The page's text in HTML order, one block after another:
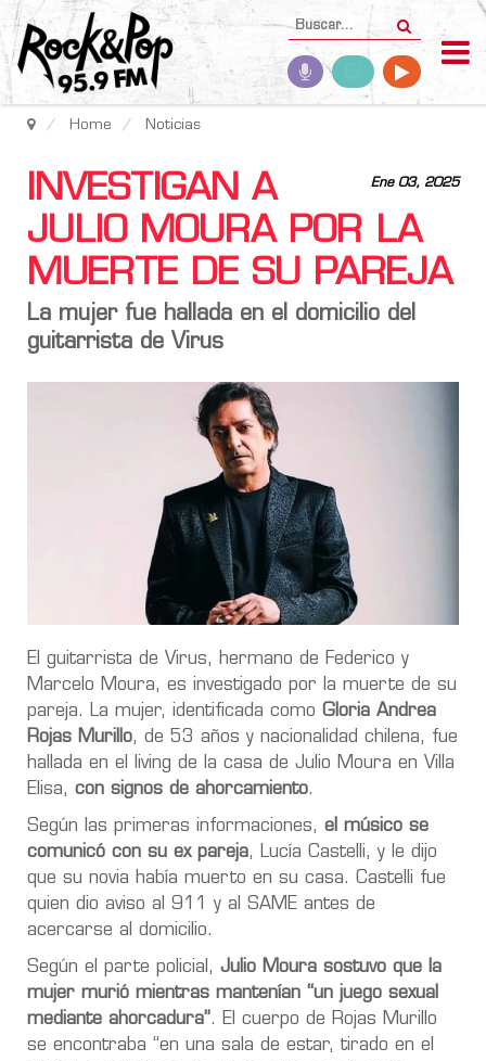
Home Noticias
Ene 03, 2025
INVESTIGAN A
JULIO MOURA POR LA
MUERTE DE SU PAREJA
La mujer fue hallada en el domicilio del
guitarrista de Virus
El guitarrista de Virus, hermano de Federico y
Marcelo Moura, es investigado por la muerte de su
pareja. La mujer, identificada como Gloria Andrea
Rojas Murillo, de 53 años y nacionalidad chilena, fue
hallada en el living de la casa de Julio Moura en Villa
Elisa, con signos de ahorcamiento.
Según las primeras informaciones, el músico se
comunicó con su ex pareja, Lucía Castelli, y le dijo
que su novia había muerto en su casa. Castelli fue
quien dio aviso al 911 y al SAME antes de
acercarse al domicilio.
Según el parte policial, Julio Moura sostuvo que la
mujer murió mientras mantenían “un juego sexual
mediante ahorcadura”. El cuerpo de Rojas Murillo
se encontraba “en una sala de estar, tirado en el